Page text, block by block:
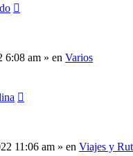
6:08 am » en Varios
11:06 am » en Viajes y